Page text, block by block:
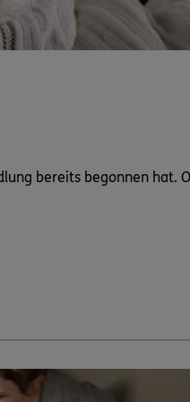
bereits begonnen